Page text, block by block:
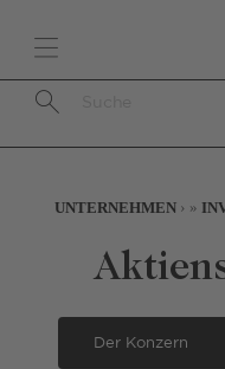
Inhalt
Pfadnavigation
UNTERNEHMEN
Secondary
Navigation